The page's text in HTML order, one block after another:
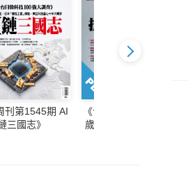
刊第1545期 AI
三國志》
《今周刊第1544期 40
歲就該開始的 抗遺忘